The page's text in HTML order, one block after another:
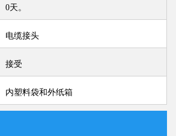
0天。
电缆接头
接受
内塑料袋和外纸箱